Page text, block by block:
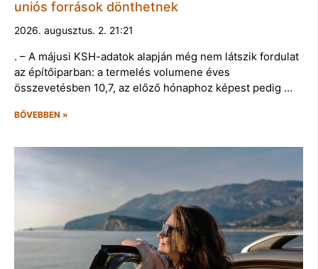
uniós források dönthetnek
2026. augusztus. 2. 21:21
. – A májusi KSH-adatok alapján még nem látszik fordulat
az építőiparban: a termelés volumene éves
összevetésben 10,7, az előző hónaphoz képest pedig …
BŐVEBBEN »